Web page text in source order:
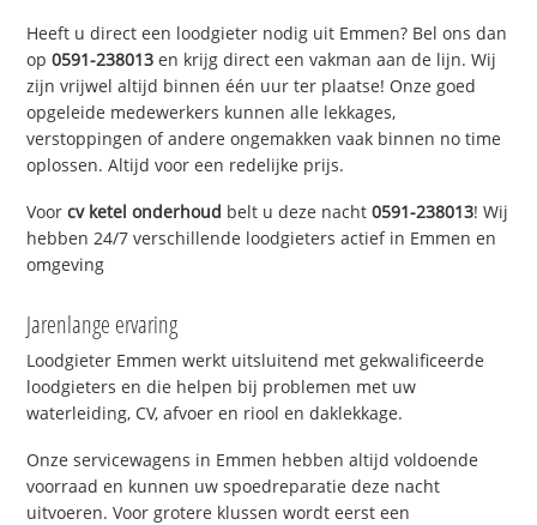
Heeft u direct een loodgieter nodig uit Emmen? Bel ons dan
op0591-238013 en krijg direct een vakman aan de lijn. Wij
zijn vrijwel altijd binnen één uur ter plaatse! Onze goed
opgeleide medewerkers kunnen alle lekkages,
verstoppingen of andere ongemakken vaak binnen no time
oplossen. Altijd voor een redelijke prijs.
Voorcv ketel onderhoud belt u deze nacht0591-238013! Wij
hebben 24/7 verschillende loodgieters actief in Emmen en
omgeving
Jarenlange ervaring
Loodgieter Emmen werkt uitsluitend met gekwalificeerde
loodgieters en die helpen bij problemen met uw
waterleiding, CV, afvoer en riool en daklekkage.
Onze servicewagens in Emmen hebben altijd voldoende
voorraad en kunnen uw spoedreparatie deze nacht
uitvoeren. Voor grotere klussen wordt eerst een